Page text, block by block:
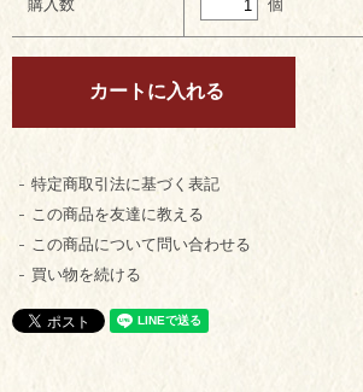
購入数 個
特定商取引法に基づく表記
この商品を友達に教える
この商品について問い合わせる
買い物を続ける